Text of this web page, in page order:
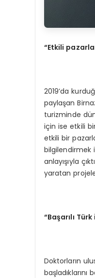
“Etkili
2019’da
paylaşan
turizminde
için ise etkili
etkili bir
bilgilendirmek
anlayışıyla
yaratan
“Başarılı
Doktorların